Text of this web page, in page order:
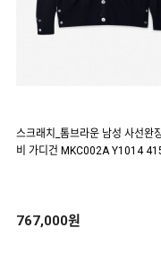
스크래치_톰브라운 남성 사선완
비 가디건 MKC002A Y1014
767,000원